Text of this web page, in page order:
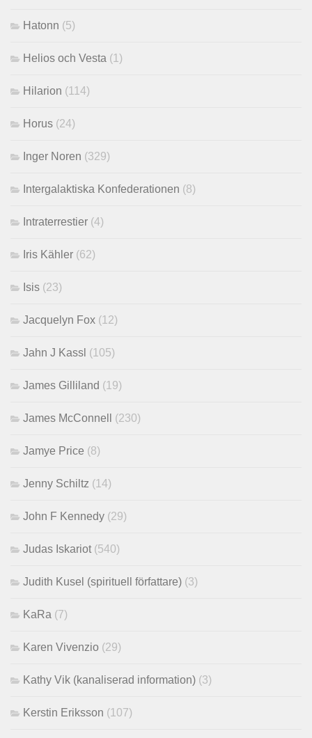
Hatonn (5)
Helios och Vesta (1)
Hilarion (114)
Horus (24)
Inger Noren (329)
Intergalaktiska Konfederationen (8)
Intraterrestier (4)
Iris Kähler (62)
Isis (23)
Jacquelyn Fox (12)
Jahn J Kassl (105)
James Gilliland (19)
James McConnell (230)
Jamye Price (8)
Jenny Schiltz (14)
John F Kennedy (29)
Judas Iskariot (540)
Judith Kusel (spirituell författare) (3)
KaRa (7)
Karen Vivenzio (29)
Kathy Vik (kanaliserad information) (3)
Kerstin Eriksson (107)